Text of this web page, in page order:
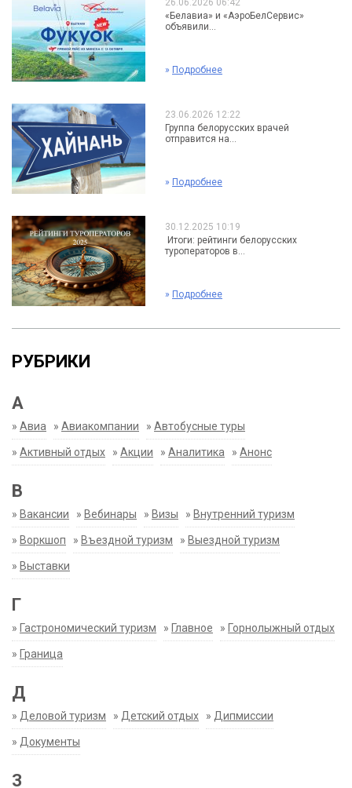
26.06.2026 06:42
«Белавиа» и «АэроБелСервис»
объявили...
» Подробнее
23.06.2026 12:22
Группа белорусских врачей
отправится на...
» Подробнее
30.12.2025 10:19
Итоги: рейтинги белорусских
туроператоров в...
» Подробнее
РУБРИКИ
А
» Авиа » Авиакомпании » Автобусные туры
» Активный отдых » Акции » Аналитика » Анонс
В
» Вакансии » Вебинары » Визы » Внутренний туризм
» Воркшоп » Въездной туризм » Выездной туризм
» Выставки
Г
» Гастрономический туризм » Главное » Горнолыжный отдых
» Граница
Д
» Деловой туризм » Детский отдых » Дипмиссии
» Документы
З